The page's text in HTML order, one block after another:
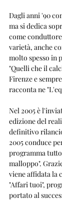
Dagli anni '90
ma si dedica
come
varietà, anche
molto spesso in
"Quelli che il
Firenze e
racconta ne
Nel 2005 è
edizione del
definitivo
2005 conduce
programma
malloppo".
viene affidata la
"Affari tuoi",
portato al